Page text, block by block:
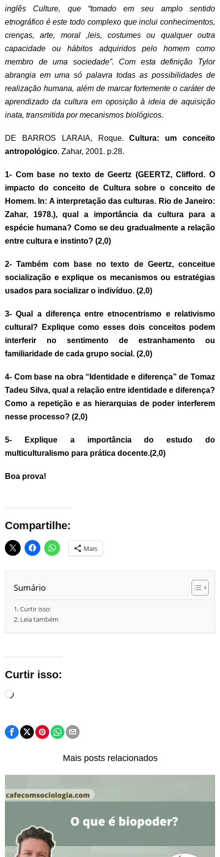
inglês Culture, que “tomado em seu amplo sentido
etnográfico é este todo complexo que inclui conhecimentos,
crenças, arte, moral ,leis, costumes ou qualquer outra
capacidade ou hábitos adquiridos pelo homem como
membro de uma sociedade”. Com esta definição Tylor
abrangia em uma só palavra todas as possibilidades de
realização humana, além de marcar fortemente o caráter de
aprendizado da cultura em oposição à ideia de aquisição
inata, transmitida por mecanismos biológicos.
DE BARROS LARAIA, Roque.Cultura: um conceito
antropológico. Zahar, 2001. p.28.
1- Com base no texto de Geertz (GEERTZ, Clifford. O
impacto do conceito de Cultura sobre o conceito de
Homem. In: A interpretação das culturas. Rio de Janeiro:
Zahar, 1978.), qual a importância da cultura para a
espécie humana? Como se deu gradualmente a relação
entre cultura e instinto? (2,0)
2- Também com base no texto de Geertz, conceitue
socialização e explique os mecanismos ou estratégias
usados para socializar o indivíduo. (2,0)
3- Qual a diferença entre etnocentrismo e relativismo
cultural? Explique como esses dois conceitos podem
interferir no sentimento de estranhamento ou
familiaridade de cada grupo social. (2,0)
4- Com base na obra “Identidade e diferença” de Tomaz
Tadeu Silva, qual a relação entre identidade e diferença?
Como a repetição e as hierarquias de poder interferem
nesse processo? (2,0)
5- Explique a importância do estudo do
multiculturalismo para prática docente.(2,0)
Boa prova!
Compartilhe:
Mais
Sumário
Curtir isso:
Leia também
Curtir isso:
Carregando...
Mais posts relacionados